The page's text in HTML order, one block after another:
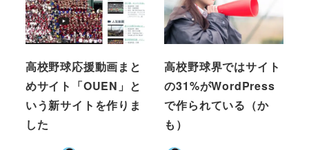
高校野球応援動画まと
めサイト「OUEN」と
いう新サイトを作りま
した
高校野球界ではサイト
の31%がWordPress
で作られている（か
も）